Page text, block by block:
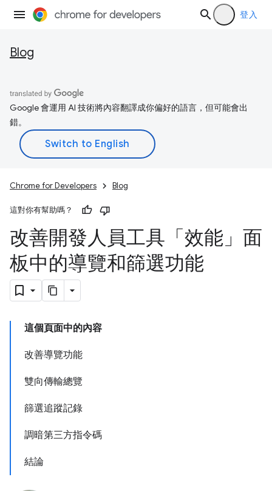
登入
Blog
Google 會運用 AI 技術將內容翻譯成你偏好的語言，但可能會出
錯。
Chrome for Developers Blog
這對你有幫助嗎？
改善開發人員工具「效能」面
板中的導覽和篩選功能
這個頁面中的內容
改善導覽功能
雙向傳輸總覽
篩選追蹤記錄
調暗第三方指令碼
結論